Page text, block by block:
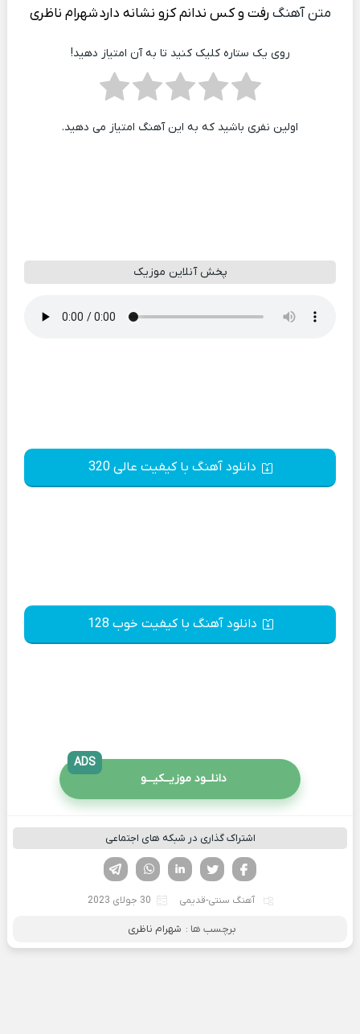
متن آهنگ رفت و کس ندانم کزو نشانه داردشهرام ناظری
روی یک ستاره کلیک کنید تا به آن امتیاز دهید!
اولین نفری باشید که به این آهنگ امتیاز می دهید.
پخش آنلاین موزیک
دانلود آهنگ با کیفیت عالی 320
دانلود آهنگ با کیفیت خوب 128
دانلــود موزیــکیـــو
ADS
اشتراک گذاری در شبکه های اجتماعی
لینکدین تویتر
فیسوک
آهنگ سنتی-قدیمی 30 جولای 2023
برچسب ها : شهرام ناظری